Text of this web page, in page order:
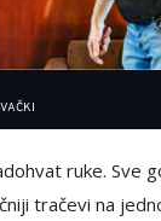
ruke. Sve
tračevi na